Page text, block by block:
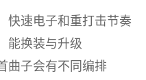
快速电子和重打击节奏
能换装与升级
曲子会有不同编排